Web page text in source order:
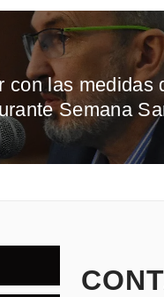
con las medidas
Semana